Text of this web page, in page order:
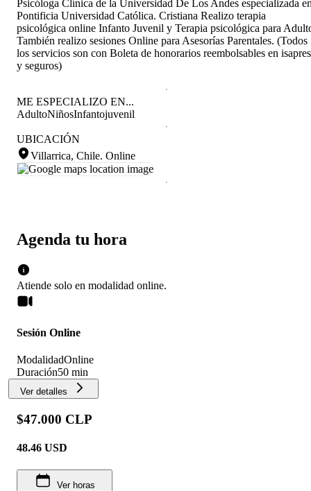
Agenda tu hora
Atiende solo en modalidad online.
Sesión Online
ModalidadOnline
Duración50 min
Ver detalles
$47.000 CLP
48.46 USD
Ver horas
Psicóloga Clínica de la Universidad De Los Andes especializada
Pontificia Universidad Católica. Cristiana Realizo terapia
psicológica online Infanto Juvenil y Terapia psicológica para
También realizo sesiones Online para Asesorías Parentales. (Todos
los servicios son con Boleta de honorarios reembolsables en isapres
y seguros)
ME ESPECIALIZO EN...
AdultoNiñosInfantojuvenil
UBICACIÓN
Villarrica, Chile. Online